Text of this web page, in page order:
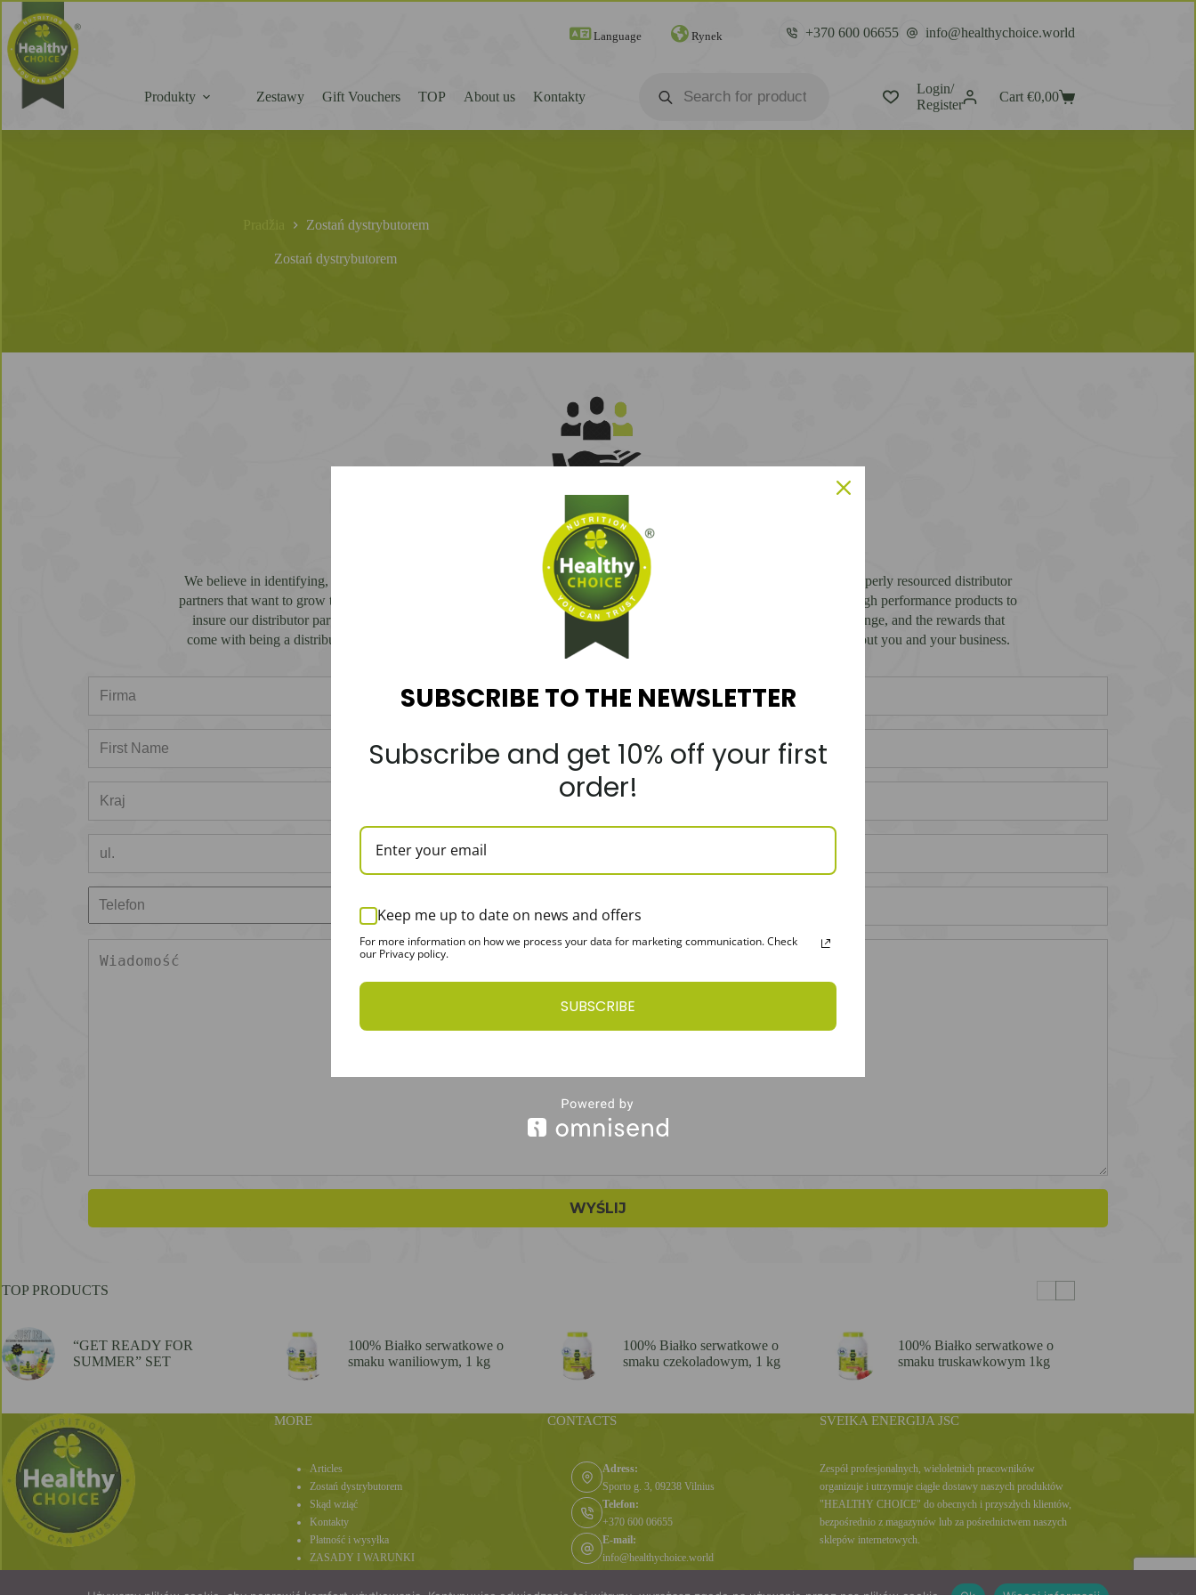
Language Rynek +370 600 06655 info@healthychoice.world
Produkty Zestawy Gift Vouchers TOP About us Kontakty
Login/
Register
Cart €0,00
Zostań dystrybutorem
Zostań dystrybutorem
ZOSTAŃ DYSTRYBUTOREM
We believe in identifying, building and nurturing long term distributor partnerships. We seek well run, established and properly resourced distributor
partners that want to grow their business as much as we want to grow ours. Our partnerships begin with our portfolio of high performance products to
insure our distributor partners are successful in their respective marketplaces. If you or your company is up for the challenge, and the rewards that
come with being a distributor partner, please take a few minutes to complete the form below. We’d like to know more about you and your business.
TOP PRODUCTS
“GET READY FOR
SUMMER” SET
100% Białko serwatkowe o
smaku waniliowym, 1 kg
100% Białko serwatkowe o
smaku czekoladowym, 1 kg
100% Białko serwatkowe o
smaku truskawkowym 1kg
MORE
Articles
Zostań dystrybutorem
Skąd wziąć
Kontakty
Płatność i wysyłka
ZASADY I WARUNKI
CONTACTS
Adress:
Sporto g. 3, 09238 Vilnius
Telefon:
+370 600 06655
E-mail:
info@healthychoice.world
SVEIKA ENERGIJA JSC
Zespół profesjonalnych, wieloletnich pracowników
organizuje i utrzymuje ciągłe dostawy naszych produktów
"HEALTHY CHOICE" do obecnych i przyszłych klientów,
bezpośrednio z magazynów lub za pośrednictwem naszych
sklepów internetowych.
SUBSCRIBE TO THE NEWSLETTER
Subscribe and get 10% off your first
order!
Keep me up to date on news and offers
For more information on how we process your data for marketing communication. Check
our Privacy policy.
SUBSCRIBE